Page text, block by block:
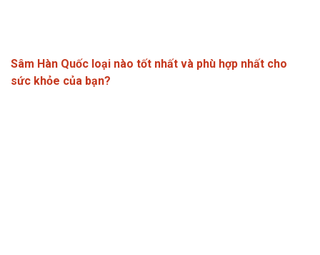
Sâm Hàn Quốc loại nào tốt nhất và phù hợp nhất cho
sức khỏe của bạn?